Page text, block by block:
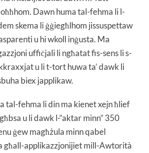
Dawn huma tal-fehma li l-
skema li ġġiegħlhom jissuspettaw
u hi wkoll inġusta. Ma
uffiċjali li ngħatat fis-sens li s-
u li t-tort huwa ta’ dawk li
biex japplikaw.
tal-fehma li din ma kienet xejn ħlief
u li dawk l-“aktar minn” 350
ġew magħżula minn qabel
għall-applikazzjonijiet mill-Awtorità